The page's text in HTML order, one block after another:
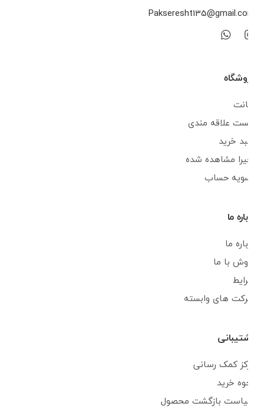
Pakseresht135@gmail.com
فروشگاه
اکانت
لیست علاقه مندی
سبد خرید
اخیرا مشاهده شده
تسویه حساب
درباره ما
درباره ما
فروش با ما
شرایط
شرکت های وابسته
پشتیبانی
مرکز کمک رسانی
نحوه خرید
سیاست بازگشت محصول